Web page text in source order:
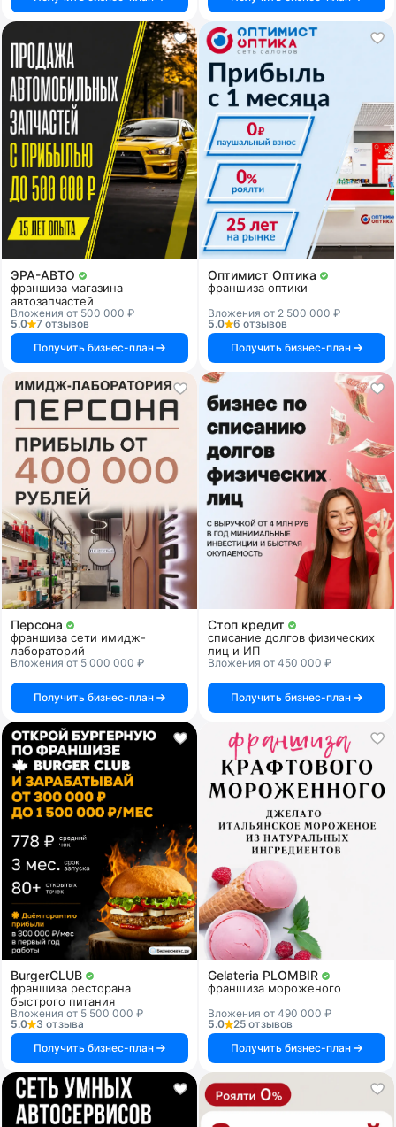
ЭРА-АВТО
франшиза магазина
автозапчастей
Вложения от 500 000 ₽
5.0
7 отзывов
Получить бизнес-план
Оптимист Оптика
франшиза оптики
Вложения от 2 500 000 ₽
5.0
6 отзывов
Получить бизнес-план
Персона
франшиза сети имидж-
лабораторий
Вложения от 5 000 000 ₽
Получить бизнес-план
Стоп кредит
списание долгов физических
лиц и ИП
Вложения от 450 000 ₽
Получить бизнес-план
BurgerCLUB
франшиза ресторана
быстрого питания
Вложения от 5 500 000 ₽
5.0
3 отзыва
Получить бизнес-план
Gelateria PLOMBIR
франшиза мороженого
Вложения от 490 000 ₽
5.0
25 отзывов
Получить бизнес-план